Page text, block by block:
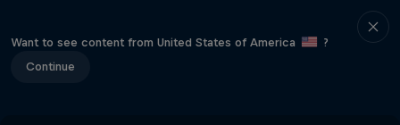
Want to see content from United States of America
?
Continue